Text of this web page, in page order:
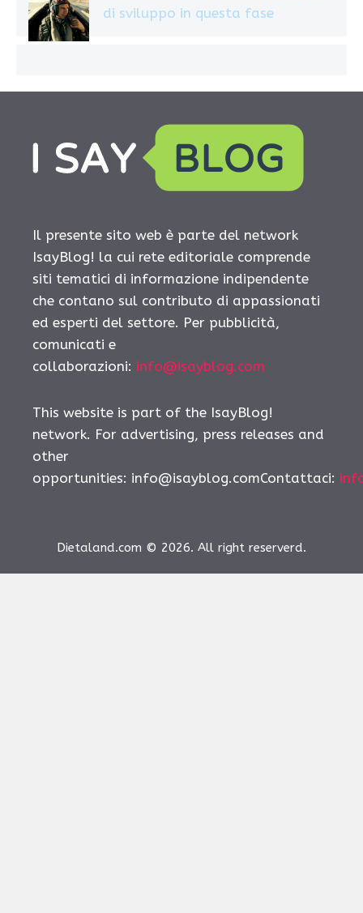
di sviluppo in questa fase
Il presente sito web è parte del network
IsayBlog! la cui rete editoriale comprende
siti tematici di informazione indipendente
che contano sul contributo di appassionati
ed esperti del settore. Per pubblicità,
comunicati e
collaborazioni: info@isayblog.com
This website is part of the IsayBlog!
network. For advertising, press releases and
other
opportunities: info@isayblog.comContattaci:
Dietaland.com © 2026. All right reserverd.